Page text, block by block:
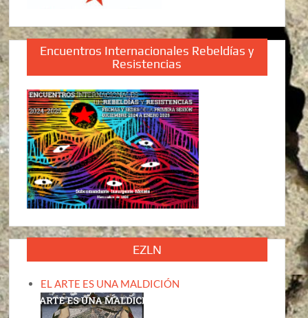
Encuentros Internacionales Rebeldías y
Resistencias
EZLN
EL ARTE ES UNA MALDICIÓN